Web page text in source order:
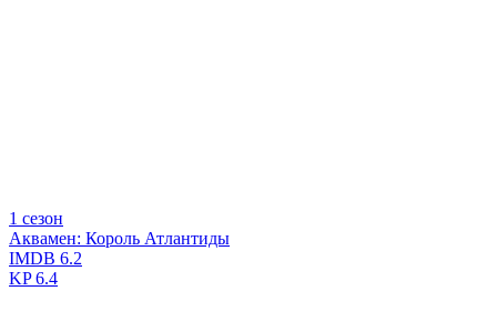
1 сезон
Аквамен: Король Атлантиды
IMDB 6.2
KP6.4